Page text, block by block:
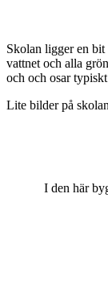
Skolan ligger en
vattnet och alla
och och osar
Lite bilder på skolan
I den här